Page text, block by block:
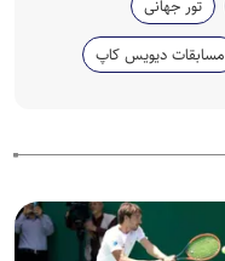
تور جهانی
مسابقات دیویس کاپ